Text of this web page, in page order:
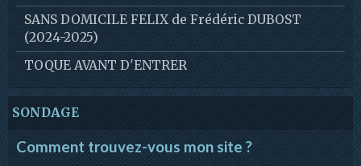
SANS DOMICILE FELIX de Frédéric DUBOST
(2024-2025)
TOQUE AVANT D'ENTRER
SONDAGE
Comment trouvez-vous mon site ?